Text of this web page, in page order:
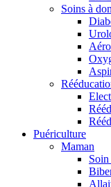
Soins à
Puériculture
Maman
Soin